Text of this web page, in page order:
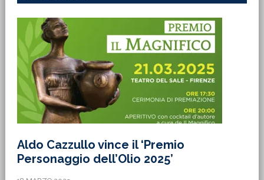
Aldo Cazzullo vince il ‘Premio
Personaggio dell’Olio 2025’